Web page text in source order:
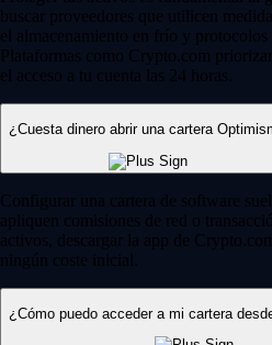
buscar proveedores que utilicen
el almacenamiento en frío y protocolos
Plataformas como Crypto.com
el acceso a tu cuenta las 24 horas.
¿Cuesta dinero abrir una cartera
Configurar una cartera de software
apliquen comisiones de red o
activos, descargar la app de
ningún coste inicial.
¿Cómo puedo acceder a mi cartera